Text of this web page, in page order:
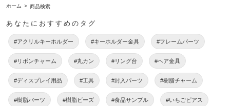
ホーム 商品検索
あなたにおすすめのタグ
#アクリルキーホルダー #キーホルダー金具 #フレームパーツ
#リボンチャーム #丸カン #リング台 #ヘア金具
#ディスプレイ用品 #工具 #封入パーツ #樹脂チャーム
#樹脂パーツ #樹脂ビーズ #食品サンプル #いちごピアス